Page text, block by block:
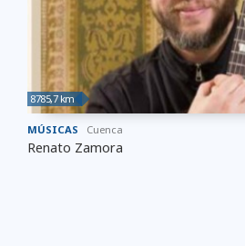
8785,7 km
MÚSICAS Cuenca
Renato Zamora